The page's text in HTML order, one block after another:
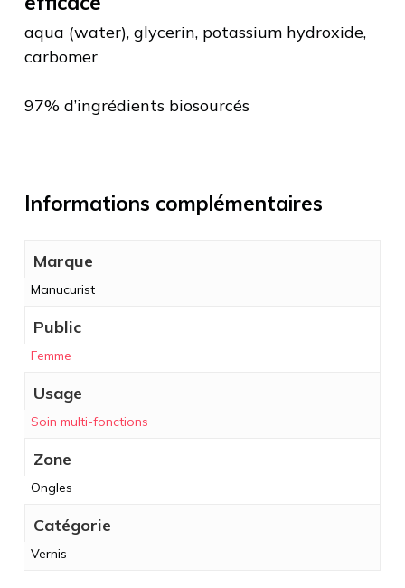
aqua (water), glycerin, potassium hydroxide,
carbomer
97% d’ingrédients biosourcés
Informations complémentaires
Marque
Manucurist
Public
Femme
Usage
Soin multi-fonctions
Zone
Ongles
Catégorie
Vernis